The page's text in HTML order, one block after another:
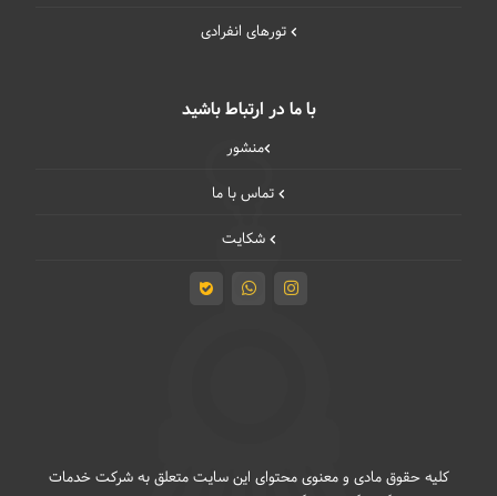
تورهای انفرادی
با ما در ارتباط باشید
منشور
تماس با ما
شکایت
کلیه حقوق مادی و معنوی محتوای این سایت متعلق به شرکت خدمات